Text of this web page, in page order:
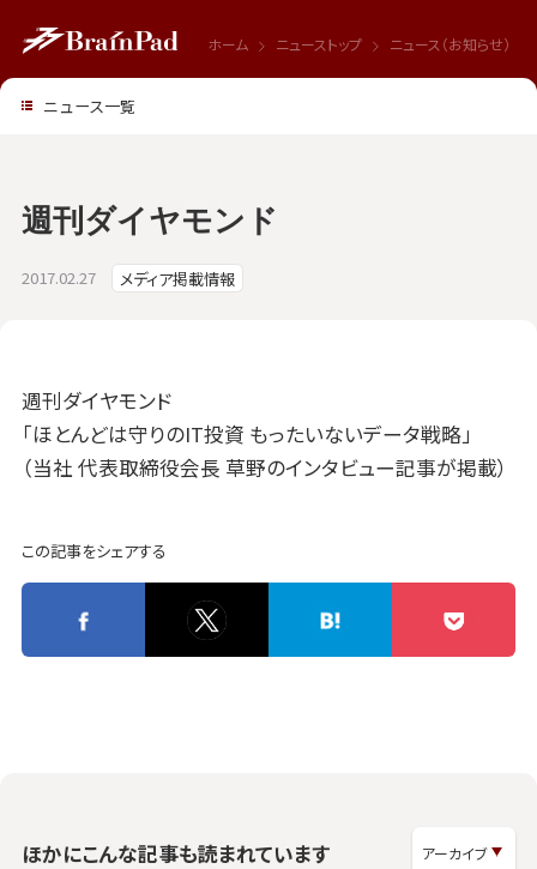
ホーム ニューストップ ニュース（お知らせ）
2017.02.27 メディア掲載情報
週刊ダイヤモンド
週刊ダイヤモンド
「ほとんどは守りのIT投資 もったいないデータ戦略」
（当社 代表取締役会長 草野のインタビュー記事が掲載）
この記事をシェアする
ほかにこんな記事も読まれています
ニュース一覧